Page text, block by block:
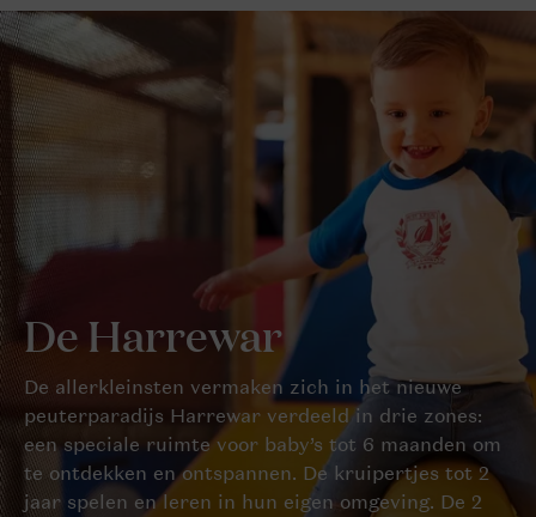
De Harrewar
De allerkleinsten vermaken zich in het nieuwe
peuterparadijs Harrewar verdeeld in drie zones:
een speciale ruimte voor baby’s tot 6 maanden om
te ontdekken en ontspannen. De kruipertjes tot 2
jaar spelen en leren in hun eigen omgeving. De 2